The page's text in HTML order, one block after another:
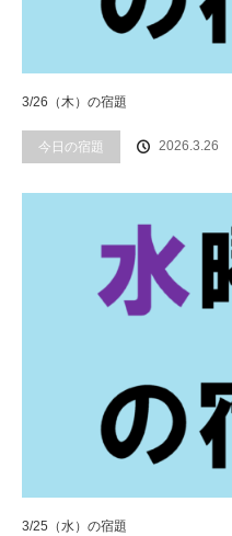
3/26（木）の宿題
今日の宿題 2026.3.26
3/25（水）の宿題